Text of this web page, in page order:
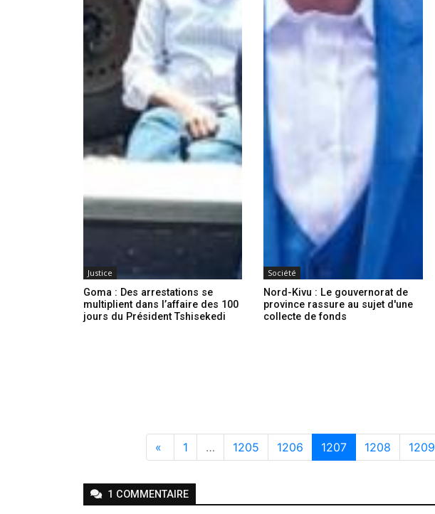
Justice
Goma : Des arrestations se
multiplient dans l’affaire des 100
jours du Président Tshisekedi
Société
Nord-Kivu : Le gouvernorat de
province rassure au sujet d'une
collecte de fonds
« 1 … 1205 1206 1207 1208 1209
1 COMMENTAIRE